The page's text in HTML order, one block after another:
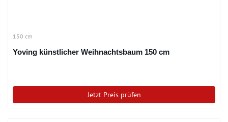
150 cm
Yoving künstlicher Weihnachtsbaum 150 cm
Jetzt Preis prüfen